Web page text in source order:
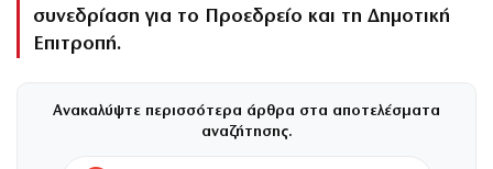
συνεδρίαση για το Προεδρείο και τη Δημοτική
Επιτροπή.
Ανακαλύψτε περισσότερα άρθρα στα αποτελέσματα
αναζήτησης.